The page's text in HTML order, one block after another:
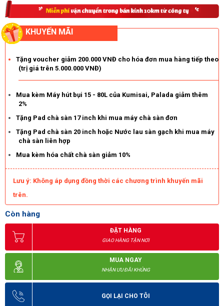
KHUYẾN MÃI
Tặng voucher giảm 200.000 VNĐ cho hóa đơn mua hàng tiếp theo
(trị giá trên 5.000.000 VNĐ)
Mua kèm Máy hút bụi 15 - 80L của Kumisai, Palada giảm thêm
2%
Tặng Pad chà sàn 17 inch khi mua máy chà sàn đơn
Tặng Pad chà sàn 20 inch hoặc Nước lau sàn gạch khi mua máy
chà sàn liên hợp
Mua kèm hóa chất chà sàn giảm 10%
Lưu ý: Không áp dụng đồng thời các chương trình khuyến mãi
trên.
Còn hàng
ĐẶT HÀNG
GIAO HÀNG TẬN NƠI
MUA NGAY
NHẬN ƯU ĐÃI KHỦNG
GỌI LẠI CHO TÔI